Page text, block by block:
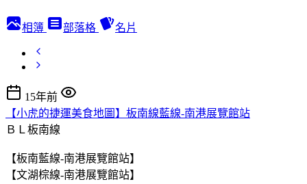
相簿 部落格 名片
15年前
【小虎的捷運美食地圖】板南線藍線-南港展覽館站
ＢＬ板南線
【板南藍線-南港展覽館站】
【文湖棕線-南港展覽館站】